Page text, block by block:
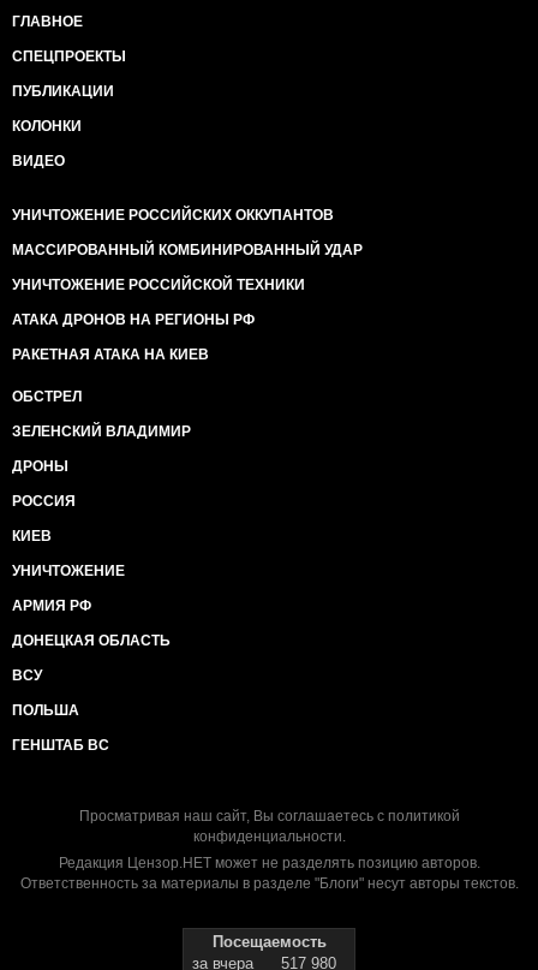
ГЛАВНОЕ
СПЕЦПРОЕКТЫ
ПУБЛИКАЦИИ
КОЛОНКИ
ВИДЕО
УНИЧТОЖЕНИЕ РОССИЙСКИХ ОККУПАНТОВ
МАССИРОВАННЫЙ КОМБИНИРОВАННЫЙ УДАР
УНИЧТОЖЕНИЕ РОССИЙСКОЙ ТЕХНИКИ
АТАКА ДРОНОВ НА РЕГИОНЫ РФ
РАКЕТНАЯ АТАКА НА КИЕВ
ОБСТРЕЛ
ЗЕЛЕНСКИЙ ВЛАДИМИР
ДРОНЫ
РОССИЯ
КИЕВ
УНИЧТОЖЕНИЕ
АРМИЯ РФ
ДОНЕЦКАЯ ОБЛАСТЬ
ВСУ
ПОЛЬША
ГЕНШТАБ ВС
Просматривая наш сайт, Вы соглашаетесь с политикой
конфиденциальности.
Редакция Цензор.НЕТ может не разделять позицию авторов.
Ответственность за материалы в разделе "Блоги" несут авторы текстов.
Посещаемость
за вчера
517 980